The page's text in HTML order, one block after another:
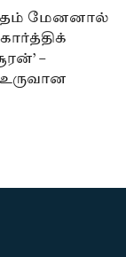
மேனனால்
–
உருவான